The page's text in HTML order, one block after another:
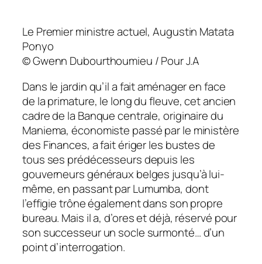
Le Premier ministre actuel, Augustin Matata
Ponyo
© Gwenn Dubourthoumieu / Pour J.A
Dans le jardin qu’il a fait aménager en face
de la primature, le long du fleuve, cet ancien
cadre de la Banque centrale, originaire du
Maniema, économiste passé par le ministère
des Finances, a fait ériger les bustes de
tous ses prédécesseurs depuis les
gouverneurs généraux belges jusqu’à lui-
même, en passant par Lumumba, dont
l’effigie trône également dans son propre
bureau. Mais il a, d’ores et déjà, réservé pour
son successeur un socle surmonté… d’un
point d’interrogation.